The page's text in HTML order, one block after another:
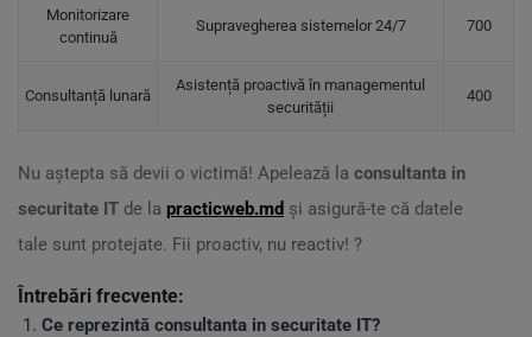
Monitorizare
continuă
Supravegherea sistemelor 24/7 700
Consultanță lunară
Asistență proactivă în managementul
securității
400
Nu aștepta să devii o victimă! Apelează la consultanta in
securitate IT de la practicweb.md și asigură-te că datele
tale sunt protejate. Fii proactiv, nu reactiv! ?️
Întrebări frecvente:
Ce reprezintă consultanta in securitate IT?